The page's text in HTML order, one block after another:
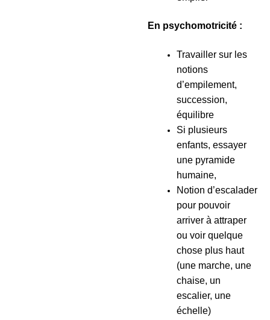
En psychomotricité :
Travailler sur les
notions
d’empilement,
succession,
équilibre
Si plusieurs
enfants, essayer
une pyramide
humaine,
Notion d’escalader
pour pouvoir
arriver à attraper
ou voir quelque
chose plus haut
(une marche, une
chaise, un
escalier, une
échelle)